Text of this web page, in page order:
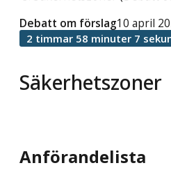
Säkerhetszoner
Debatt om förslag10 april
2 timmar 58 minuter 7
Anförandelista